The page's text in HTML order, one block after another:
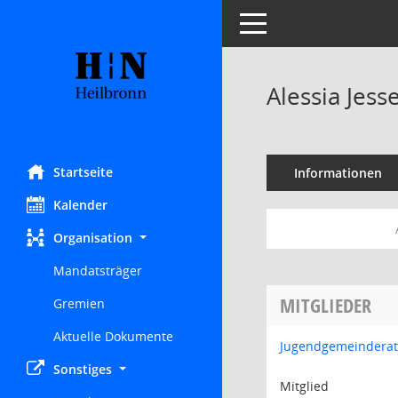
Startseite
Kalender
Organisation
Mandatsträger
Gremien
Aktuelle Dokumente
Sonstiges
Toggle navigation
Alessia
Informationen
MITGLIEDER
Jugendgemeinderat
Mitglied